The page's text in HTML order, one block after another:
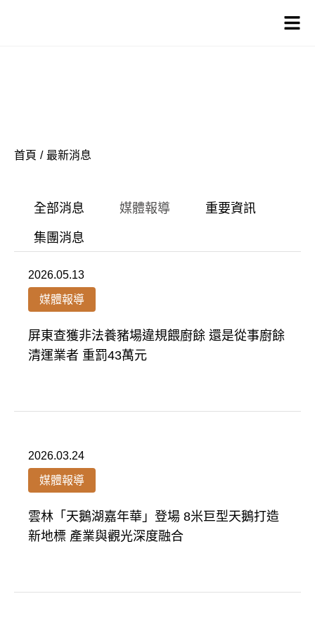
首頁 / 最新消息
媒體報導 重要資訊
集團消息
全部消息
2026.05.13
媒體報導
屏東查獲非法養豬場違規餵廚餘 還是從事廚餘
清運業者 重罰43萬元
2026.03.24
媒體報導
雲林「天鵝湖嘉年華」登場 8米巨型天鵝打造
新地標 產業與觀光深度融合